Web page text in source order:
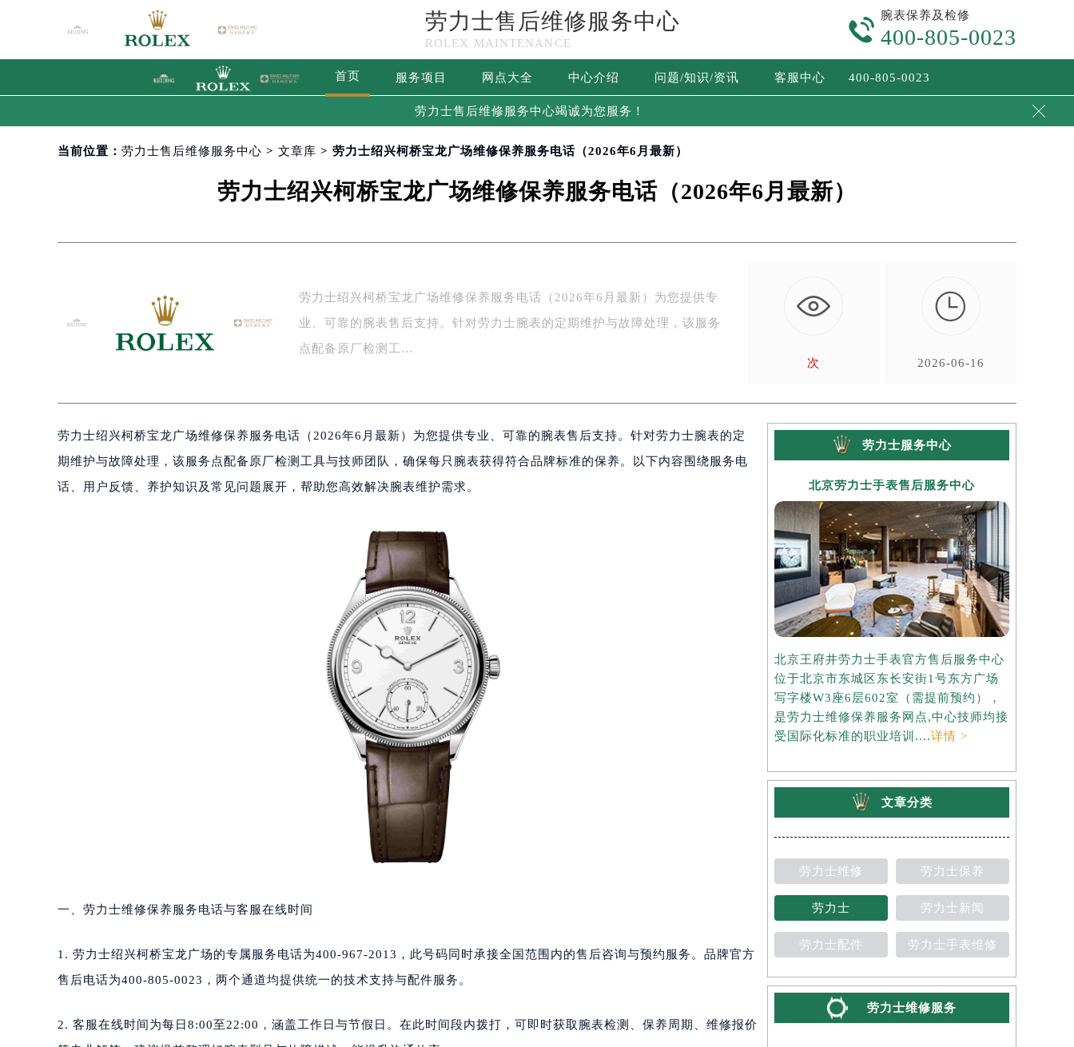
劳力士售后维修服务中心
ROLEX MAINTENANCE

腕表保养及检修
400-805-0023
首页 服务项目 网点大全 中心介绍 问题/知识/资讯 客服中心 400-805-0023
劳力士售后维修服务中心竭诚为您服务！ 
当前位置： 劳力士售后维修服务中心 > 文章库 > 劳力士绍兴柯桥宝龙广场维修保养服务电话（2026年6月最新）
劳力士绍兴柯桥宝龙广场维修保养服务电话（2026年6月最新）
劳力士绍兴柯桥宝龙广场维修保养服务电话（2026年6月最新）为您提供专
业、可靠的腕表售后支持。针对劳力士腕表的定期维护与故障处理，该服务
点配备原厂检测工…
次

2026-06-16
劳力士绍兴柯桥宝龙广场维修保养服务电话（2026年6月最新）为您提供专业、可靠的腕表售后支持。针对劳力士腕表的定
期维护与故障处理，该服务点配备原厂检测工具与技师团队，确保每只腕表获得符合品牌标准的保养。以下内容围绕服务电
话、用户反馈、养护知识及常见问题展开，帮助您高效解决腕表维护需求。
一、劳力士维修保养服务电话与客服在线时间
1. 劳力士绍兴柯桥宝龙广场的专属服务电话为400-967-2013，此号码同时承接全国范围内的售后咨询与预约服务。品牌官方
售后电话为400-805-0023，两个通道均提供统一的技术支持与配件服务。
2. 客服在线时间为每日8:00至22:00，涵盖工作日与节假日。在此时间段内拨打，可即时获取腕表检测、保养周期、维修报价
劳力士服务中心
北京劳力士手表售后服务中心
北京王府井劳力士手表官方售后服务中心
位于北京市东城区东长安街1号东方广场
写字楼W3座6层602室（需提前预约），
是劳力士维修保养服务网点,中心技师均接
受国际化标准的职业培训....详情 >
文章分类
劳力士维修 劳力士保养
劳力士 劳力士新闻
劳力士配件 劳力士手表维修
劳力士维修服务